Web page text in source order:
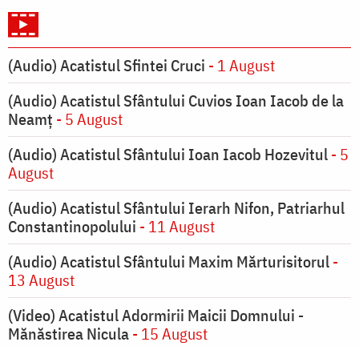
(Audio) Acatistul Sfintei Cruci - 1 August
(Audio) Acatistul Sfântului Cuvios Ioan Iacob de la
Neamț - 5 August
(Audio) Acatistul Sfântului Ioan Iacob Hozevitul- 5
August
(Audio) Acatistul Sfântului Ierarh Nifon, Patriarhul
Constantinopolului - 11 August
(Audio) Acatistul Sfântului Maxim Mărturisitorul-
13 August
(Video) Acatistul Adormirii Maicii Domnului -
Mănăstirea Nicula- 15 August